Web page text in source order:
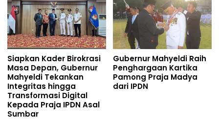
Siapkan Kader Birokrasi
Masa Depan, Gubernur
Mahyeldi Tekankan
Integritas hingga
Transformasi Digital
Kepada Praja IPDN Asal
Sumbar
Gubernur Mahyeldi Raih
Penghargaan Kartika
Pamong Praja Madya
dari IPDN